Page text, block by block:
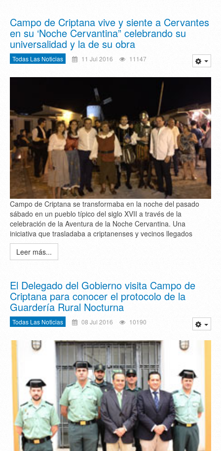
Campo de Criptana vive y siente a Cervantes
en su ‘Noche Cervantina” celebrando su
universalidad y la de su obra
Todas Las Noticias 11 Jul 2016 11147
Campo de Criptana se transformaba en la noche del pasado
sábado en un pueblo típico del siglo XVII a través de la
celebración de la Aventura de la Noche Cervantina. Una
iniciativa que trasladaba a criptanenses y vecinos llegados
Leer más...
El Delegado del Gobierno visita Campo de
Criptana para conocer el protocolo de la
Guardería Rural Nocturna
Todas Las Noticias 08 Jul 2016 10190